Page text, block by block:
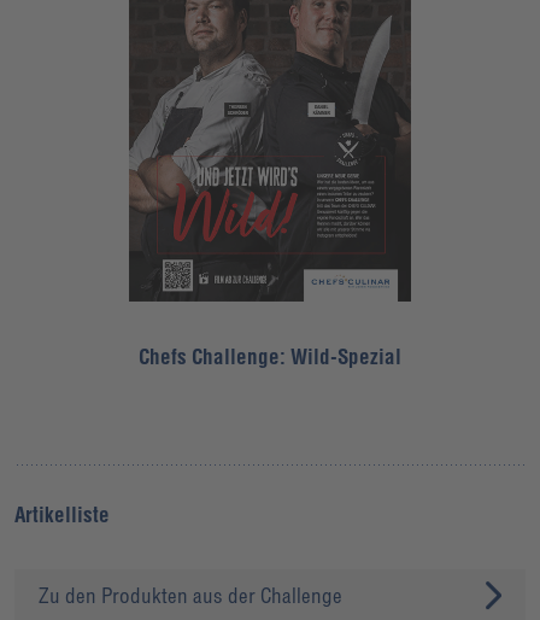
Chefs Challenge: Wild-Spezial
Artikelliste
Zu den Produkten aus der Challenge